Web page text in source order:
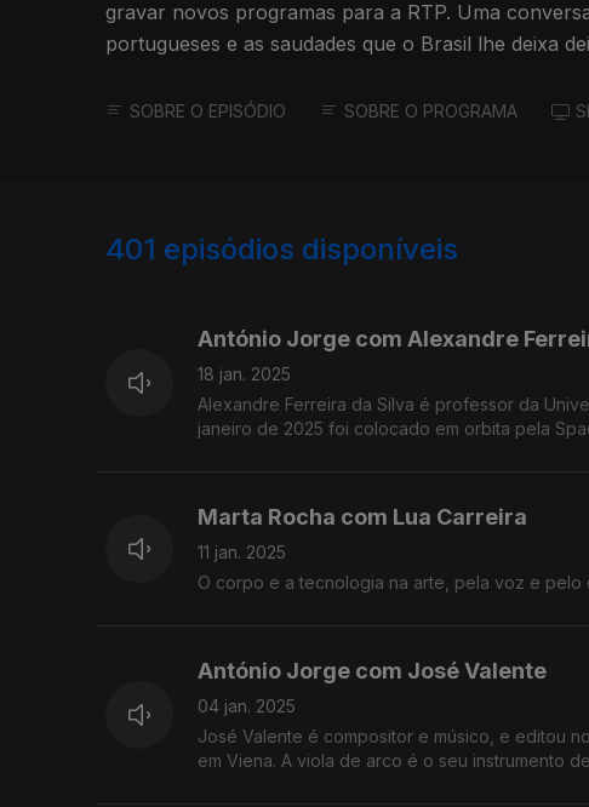
gravar novos programas para a RTP. Uma
portugueses e as saudades que o Brasil lhe deixa
SOBRE O EPISÓDIO SOBRE O PROGRAMA
401 episódios disponíveis
António Jorge com Alexandre
18 jan. 2025
Alexandre Ferreira da Silva é professor da
janeiro de 2025 foi colocado em orbita pela
Marta Rocha com Lua Carreira
11 jan. 2025
O corpo e a tecnologia na arte, pela voz e pelo
António Jorge com José Valente
04 jan. 2025
José Valente é compositor e músico, e editou
em Viena. A viola de arco é o seu instrumento